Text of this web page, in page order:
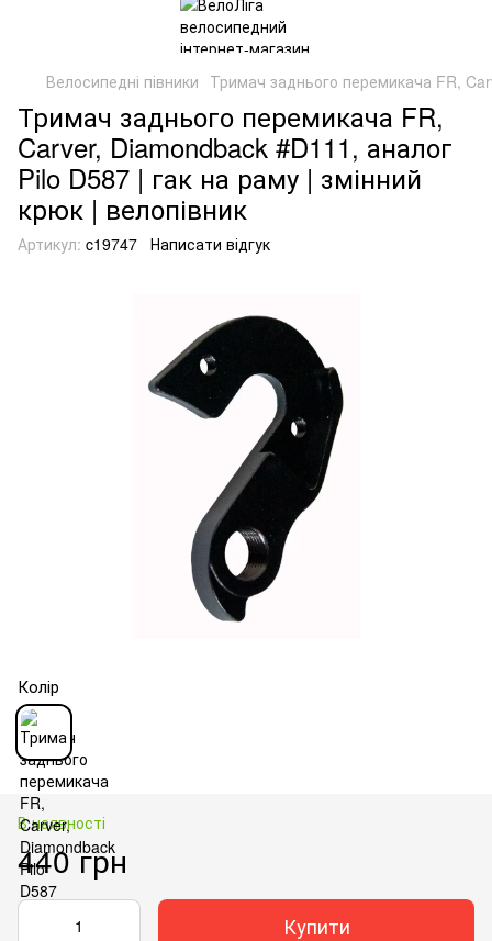
Велосипедні півники Тримач заднього перемикача FR,
Тримач заднього перемикача FR,
Carver, Diamondback #D111, аналог
Pilo D587 | гак на раму | змінний
крюк | велопівник
Артикул: c19747 Написати відгук
Колір
В наявності
440 грн
Купити